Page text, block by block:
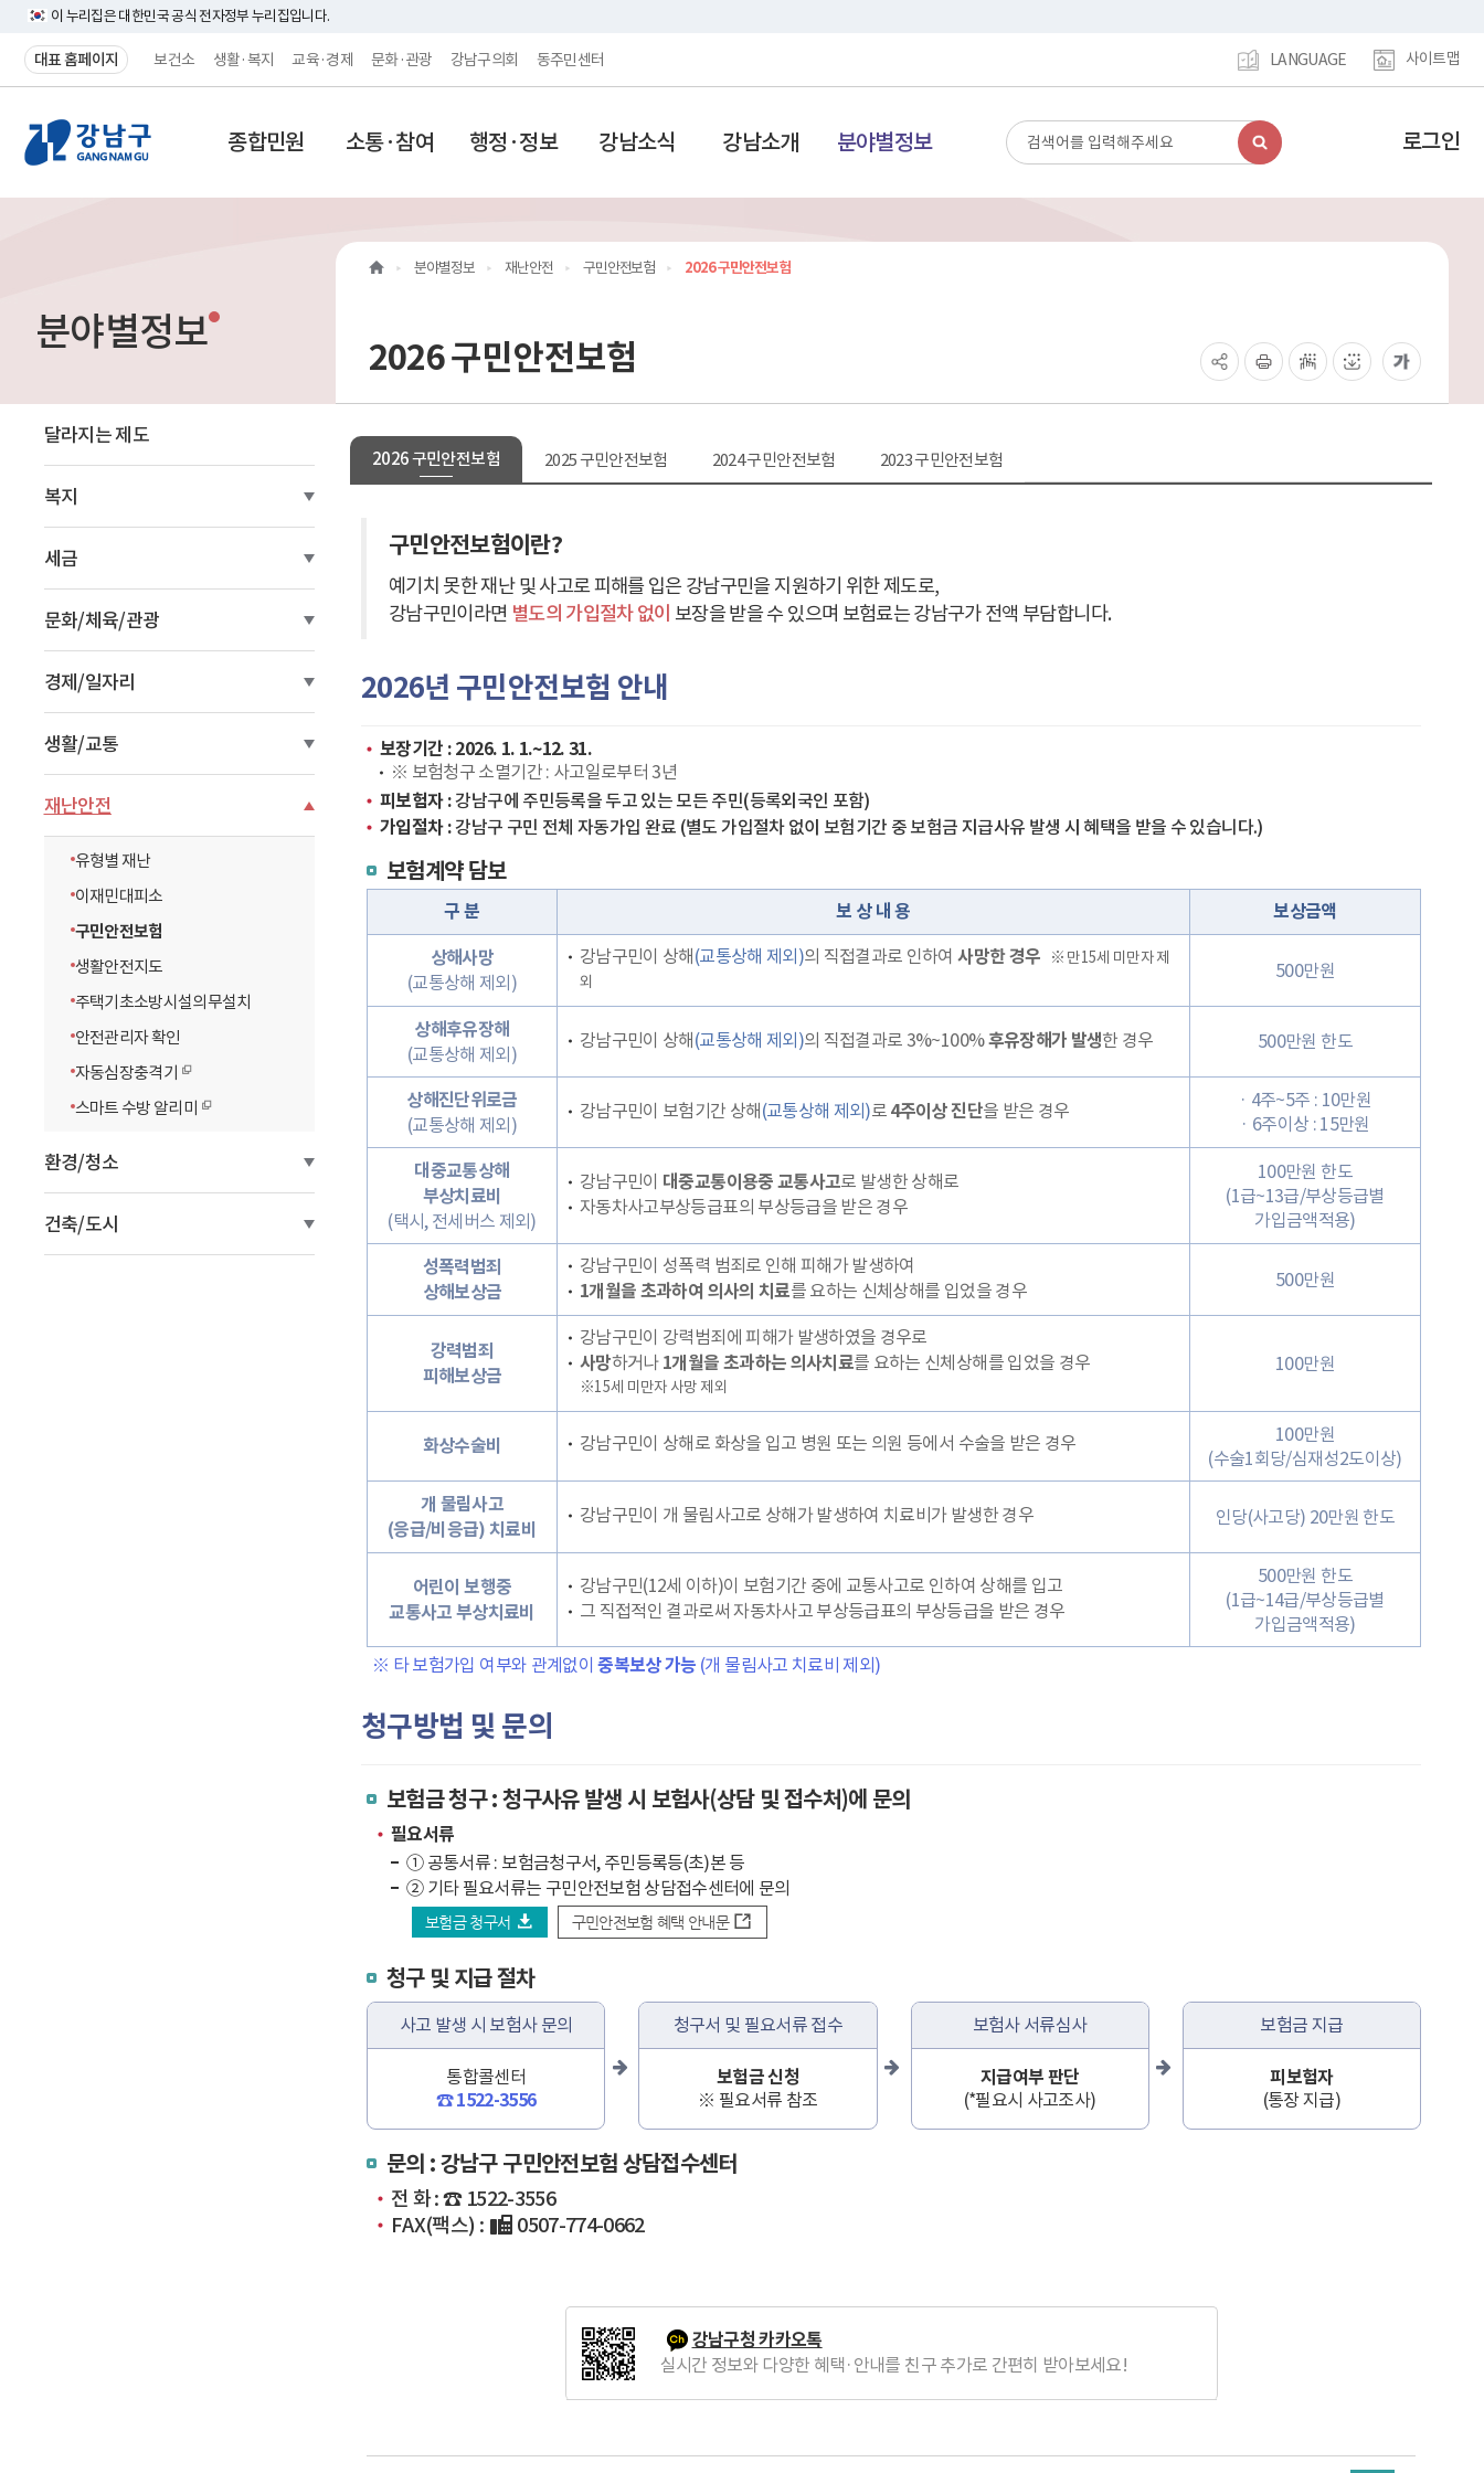
이 누리집은 대한민국 공식 전자정부 누리집입니다.
대표 홈페이지 보건소 생활·복지 교육·경제 문화·관광 강남구의회 동주민센터 LANGUAGE 사이트맵
강
남
페
이
지
메
인
이
동
종합민원 소통·참여 행정·정보 강남소식 강남소개 분야별정보
검
색
동
로그인
분야별정보
달라지는 제도
복지
세금
문화/체육/관광
경제/일자리
생활/교통
재난안전
유형별 재난
이재민대피소
구민안전보험
생활안전지도
주택기초소방시설의무설치
안전관리자 확인
자동심장충격기
스마트 수방 알리미
환경/청소
건축/도시
분야별정보 재난안전 구민안전보험 2026 구민안전보험
2026 구민안전보험
2026 구민안전보험 2025 구민안전보험 2024 구민안전보험 2023 구민안전보험
구민안전보험이란?
예기치 못한 재난 및 사고로 피해를 입은 강남구민을 지원하기 위한 제도로,
강남구민이라면 별도의 가입절차 없이 보장을 받을 수 있으며 보험료는 강남구가 전액 부담합니다.
2026년 구민안전보험 안내
보장기간 : 2026. 1. 1.~12. 31.
※ 보험청구 소멸기간 : 사고일로부터 3년
피보험자 :강남구에 주민등록을 두고 있는 모든 주민(등록외국인 포함)
가입절차 :강남구 구민 전체 자동가입 완료 (별도 가입절차 없이 보험기간 중 보험금 지급사유 발생 시 혜택을 받을 수 있습니다.)
보험계약 담보
구 분 보 상 내 용
보상금액
상해사망
(교통상해 제외)
강남구민이 상해 (교통상해 제외)의 직접결과로 인하여사망한 경우
※ 만15세 미만자 제
외
500만원
상해후유장해
(교통상해 제외)
강남구민이 상해 (교통상해 제외)의 직접결과로 3%~100%후유장해가 발생한 경우 500만원 한도
상해진단위로금
(교통상해 제외)
강남구민이 보험기간 상해 (교통상해 제외)로 4주이상 진단을 받은 경우
· 4주~5주 : 10만원
· 6주이상 : 15만원
대중교통상해
부상치료비
(택시, 전세버스 제외)
강남구민이 대중교통이용중 교통사고로 발생한 상해로
자동차사고부상등급표의 부상등급을 받은 경우
100만원 한도
(1급~13급/부상등급별
가입금액적용)
성폭력범죄
상해보상금
강남구민이 성폭력 범죄로 인해 피해가 발생하여
1개월을 초과하여 의사의 치료를 요하는 신체상해를 입었을 경우 500만원
강력범죄
피해보상금
강남구민이 강력범죄에 피해가 발생하였을 경우로
사망하거나 1개월을 초과하는 의사치료를 요하는 신체상해를 입었을 경우
※15세 미만자 사망 제외
100만원
화상수술비 강남구민이 상해로 화상을 입고 병원 또는 의원 등에서 수술을 받은 경우
100만원
(수술1회당/심재성2도이상)
개 물림사고
(응급/비응급) 치료비
강남구민이 개 물림사고로 상해가 발생하여 치료비가 발생한 경우 인당(사고당) 20만원 한도
어린이 보행중
교통사고 부상치료비
강남구민(12세 이하)이 보험기간 중에 교통사고로 인하여 상해를 입고
그 직접적인 결과로써 자동차사고 부상등급표의 부상등급을 받은 경우
500만원 한도
(1급~14급/부상등급별
가입금액적용)
※ 타 보험가입 여부와 관계없이중복보상 가능 (개 물림사고 치료비 제외)
청구방법 및 문의
보험금 청구 : 청구사유 발생 시 보험사(상담 및 접수처)에 문의
필요서류
① 공통서류 : 보험금청구서, 주민등록등(초)본 등
② 기타 필요서류는 구민안전보험 상담접수센터에 문의
보험금 청구서 구민안전보험 혜택 안내문
청구 및 지급 절차
사고 발생 시 보험사 문의
통합콜센터
☎ 1522-3556
청구서 및 필요서류 접수
보험금 신청
※ 필요서류 참조
보험사 서류심사
지급여부 판단
(*필요시 사고조사)
보험금 지급
피보험자
(통장 지급)
문의 : 강남구 구민안전보험 상담접수센터
전 화 :☎ 1522-3556
FAX(팩스) :
0507-774-0662
강남구청 카카오톡
실시간 정보와 다양한 혜택·안내를 친구 추가로 간편히 받아보세요!